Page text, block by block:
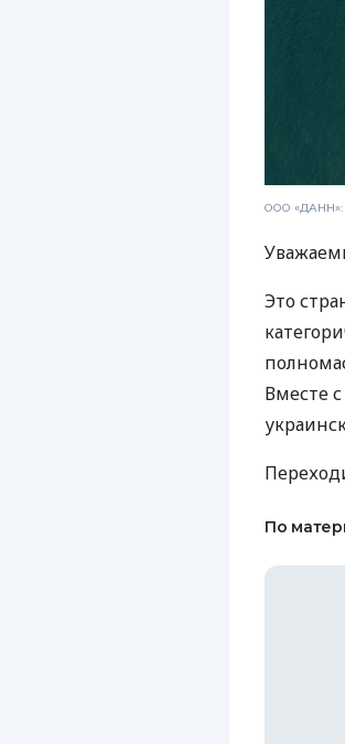
ООО «ДАНН»:
Это
Вместе
По